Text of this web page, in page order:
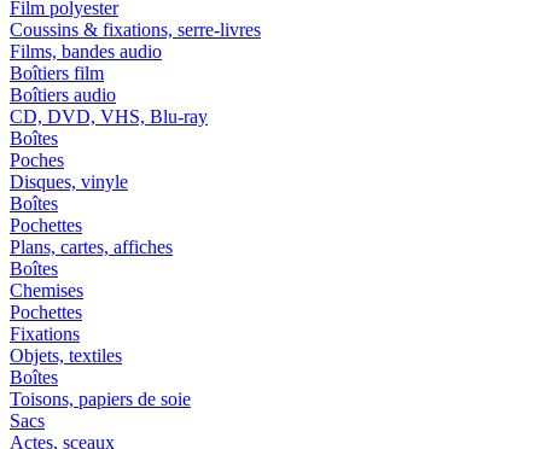
Film polyester
Coussins & fixations, serre-livres
Films, bandes audio
Boîtiers film
Boîtiers audio
CD, DVD, VHS, Blu-ray
Boîtes
Poches
Disques, vinyle
Boîtes
Pochettes
Plans, cartes, affiches
Boîtes
Chemises
Pochettes
Fixations
Objets, textiles
Boîtes
Toisons, papiers de soie
Sacs
Actes, sceaux